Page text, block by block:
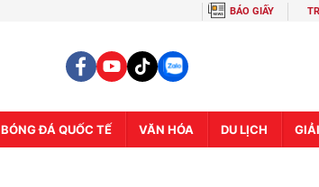
BÁO GIẤY
BÓNG ĐÁ QUỐC TẾ VĂN HÓA DU LỊCH